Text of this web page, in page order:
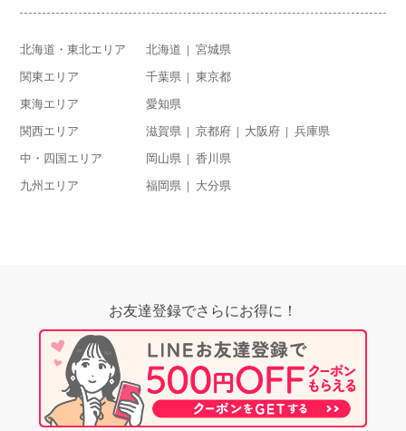
北海道・東北エリア 北海道 宮城県
関東エリア 千葉県 東京都
東海エリア 愛知県
関西エリア 滋賀県 京都府 大阪府 兵庫県
中・四国エリア 岡山県 香川県
九州エリア 福岡県 大分県
お友達登録でさらにお得に！